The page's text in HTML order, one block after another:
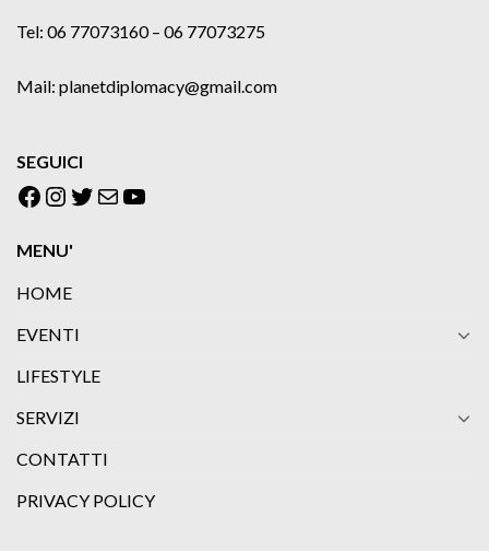
Tel: 06 77073160 – 06 77073275
Mail: planetdiplomacy@gmail.com
SEGUICI
Facebook
Instagram
Twitter
EmailYouTube
MENU'
HOME
EVENTI
LIFESTYLE
SERVIZI
CONTATTI
PRIVACY POLICY